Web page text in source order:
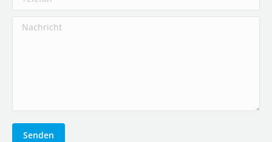
Nachricht
Senden